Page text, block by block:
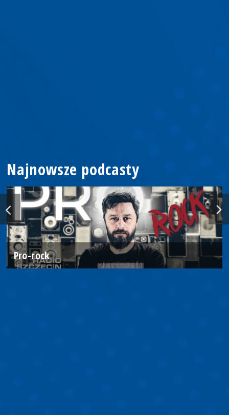
Najnowsze podcasty
Pro-rock